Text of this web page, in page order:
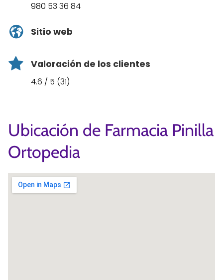
980 53 36 84
Sitio web
Valoración de los clientes
4.6 / 5 (31)
Ubicación de Farmacia Pinilla
Ortopedia